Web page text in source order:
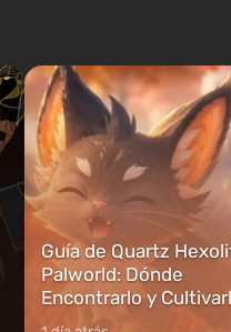
abrirse primero después de
caigan las bombas n...
Guía de Quartz
Palworld: Dónde
Encontrarlo y